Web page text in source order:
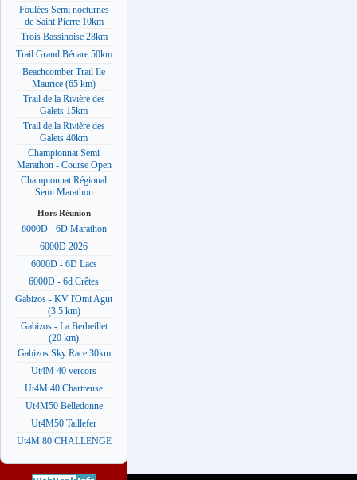
Foulées Semi nocturnes
de Saint Pierre 10km
Trois Bassinoise 28km
Trail Grand Bénare 50km
Beachcomber Trail Ile
Maurice (65 km)
Trail de la Rivière des
Galets 15km
Trail de la Rivière des
Galets 40km
Championnat Semi
Marathon - Course Open
Championnat Régional
Semi Marathon
Hors Réunion
6000D - 6D Marathon
6000D 2026
6000D - 6D Lacs
6000D - 6d Crêtes
Gabizos - KV l'Omi Agut
(3.5 km)
Gabizos - La Berbeillet
(20 km)
Gabizos Sky Race 30km
Ut4M 40 vercors
Ut4M 40 Chartreuse
Ut4M50 Belledonne
Ut4M50 Taillefer
Ut4M 80 CHALLENGE